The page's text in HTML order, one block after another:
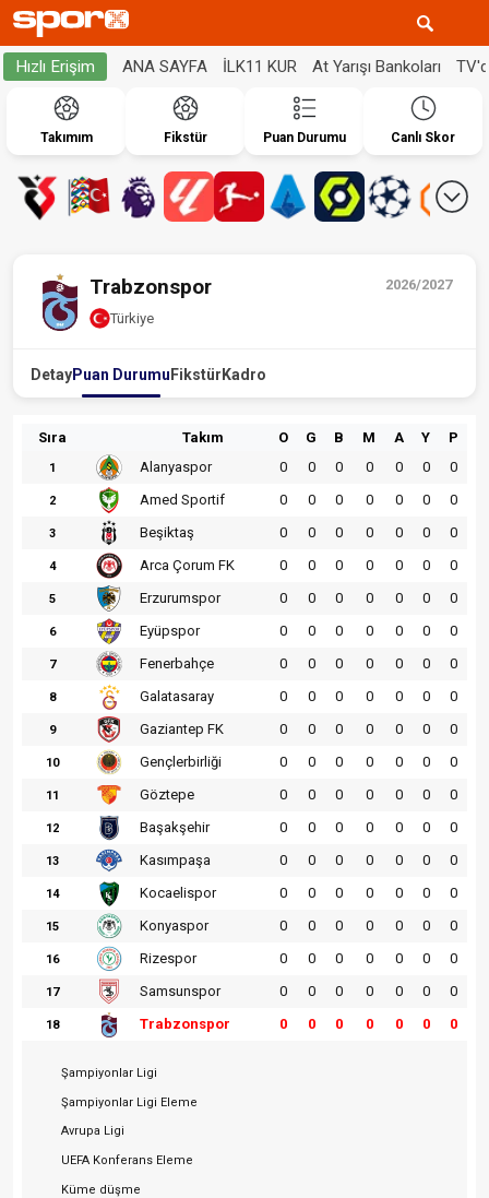
Hızlı Erişim ANA SAYFA İLK11 KUR At Yarışı Bankoları
Takımım Fikstür Puan Durumu Canlı Skor
2026/2027
Trabzonspor
Türkiye
DetayPuan Durumu Fikstür Kadro
Sıra Takım O G B M A Y P
1 Alanyaspor 0 0 0 0 0 0 0
2 Amed Sportif 0 0 0 0 0 0 0
3 Beşiktaş 0 0 0 0 0 0 0
4 Arca Çorum FK 0 0 0 0 0 0 0
5 Erzurumspor 0 0 0 0 0 0 0
6 Eyüpspor 0 0 0 0 0 0 0
7 Fenerbahçe 0 0 0 0 0 0 0
8 Galatasaray 0 0 0 0 0 0 0
9 Gaziantep FK 0 0 0 0 0 0 0
10 Gençlerbirliği 0 0 0 0 0 0 0
11 Göztepe 0 0 0 0 0 0 0
12 Başakşehir 0 0 0 0 0 0 0
13 Kasımpaşa 0 0 0 0 0 0 0
14 Kocaelispor 0 0 0 0 0 0 0
15 Konyaspor 0 0 0 0 0 0 0
16 Rizespor 0 0 0 0 0 0 0
17 Samsunspor 0 0 0 0 0 0 0
18 Trabzonspor 0 0 0 0 0 0 0
Şampiyonlar Ligi
Şampiyonlar Ligi Eleme
Avrupa Ligi
UEFA Konferans Eleme
Küme düşme